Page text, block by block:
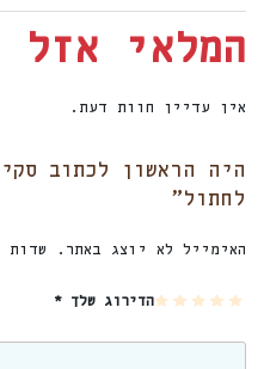
המלאי אזל
אין עדיין חוות דעת.
היה הראשון לכתוב
לחתול”
האימייל לא יוצג באתר. שדות
הדירוג שלך *
1
5
2
5
3
5
4
5
5
5